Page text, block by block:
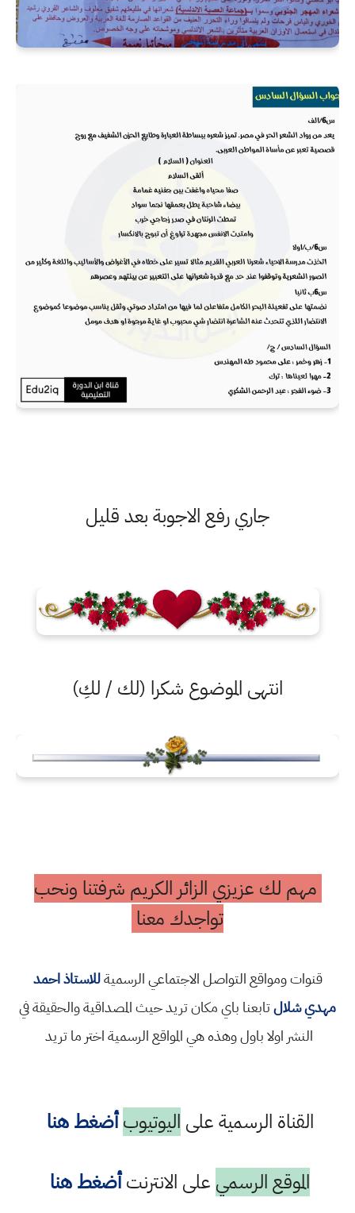
جاري رفع الاجوبة بعد قليل
انتهى الموضوع شكرا (لك / لكِ)
مهم لك عزيزي الزائر الكريم شرفتنا ونحب
تواجدك معنا
قنوات ومواقع التواصل الاجتماعي الرسميةللاستاذ احمد
مهدي شلالتابعنا باي مكان تريد حيث المصداقية والحقيقة في
النشر اولا باول وهذه هي المواقع الرسمية اختر ما تريد
القناة الرسمية على اليوتيوب أضغط هنا
الموقع الرسمي على الانترنتأضغط هنا